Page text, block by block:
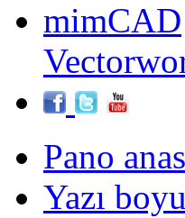
mimCAD
Pano
Yazı